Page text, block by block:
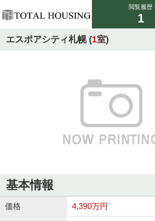
閲覧履歴
1
エスポアシティ札幌 (1室)
基本情報
価格 4,390万円